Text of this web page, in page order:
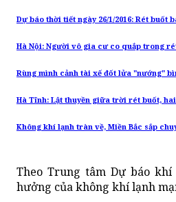
Dự báo thời tiết ngày 26/1/2016: Rét buốt
Hà Nội: Người vô gia cư co quắp trong
Rùng mình cảnh tài xế đốt lửa "nướng"
Hà Tĩnh: Lật thuyền giữa trời rét buốt,
Không khí lạnh tràn về, Miền Bắc sắp
Theo Trung tâm Dự báo
hưởng của không khí lạnh